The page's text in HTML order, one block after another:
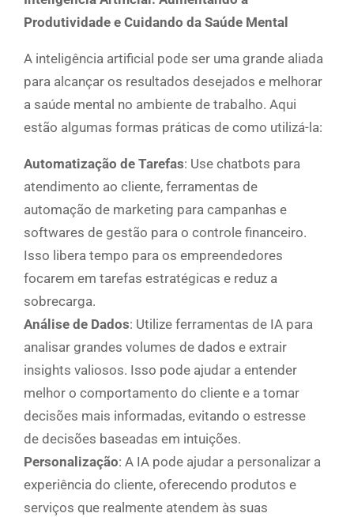
Produtividade e Cuidando da Saúde Mental
A inteligência artificial pode ser uma grande aliada
para alcançar os resultados desejados e melhorar
a saúde mental no ambiente de trabalho. Aqui
estão algumas formas práticas de como utilizá-la:
Automatização de Tarefas: Use chatbots para
atendimento ao cliente, ferramentas de
automação de marketing para campanhas e
softwares de gestão para o controle financeiro.
Isso libera tempo para os empreendedores
focarem em tarefas estratégicas e reduz a
sobrecarga.
Análise de Dados: Utilize ferramentas de IA para
analisar grandes volumes de dados e extrair
insights valiosos. Isso pode ajudar a entender
melhor o comportamento do cliente e a tomar
decisões mais informadas, evitando o estresse
de decisões baseadas em intuições.
Personalização: A IA pode ajudar a personalizar a
experiência do cliente, oferecendo produtos e
serviços que realmente atendem às suas